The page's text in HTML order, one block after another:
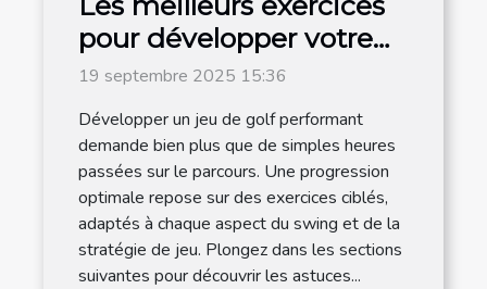
pour développer votre
jeu de golf
19 septembre 2025 15:36
Développer un jeu de golf performant
demande bien plus que de simples heures
passées sur le parcours. Une progression
optimale repose sur des exercices ciblés,
adaptés à chaque aspect du swing et de la
stratégie de jeu. Plongez dans les sections
suivantes pour découvrir les astuces...